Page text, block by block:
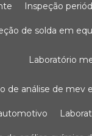
inspeção
de solda em
laboratório
de análise de mev